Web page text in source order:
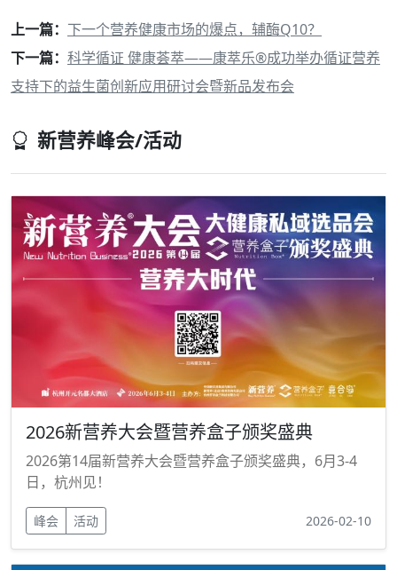
上一篇： 下一个营养健康市场的爆点，辅酶Q10？
下一篇： 科学循证 健康荟萃——康萃乐®成功举办循证营养
支持下的益生菌创新应用研讨会暨新品发布会
新营养峰会/活动
2026新营养大会暨营养盒子颁奖盛典
2026第14届新营养大会暨营养盒子颁奖盛典，6月3-4
日，杭州见！
峰会 活动 2026-02-10